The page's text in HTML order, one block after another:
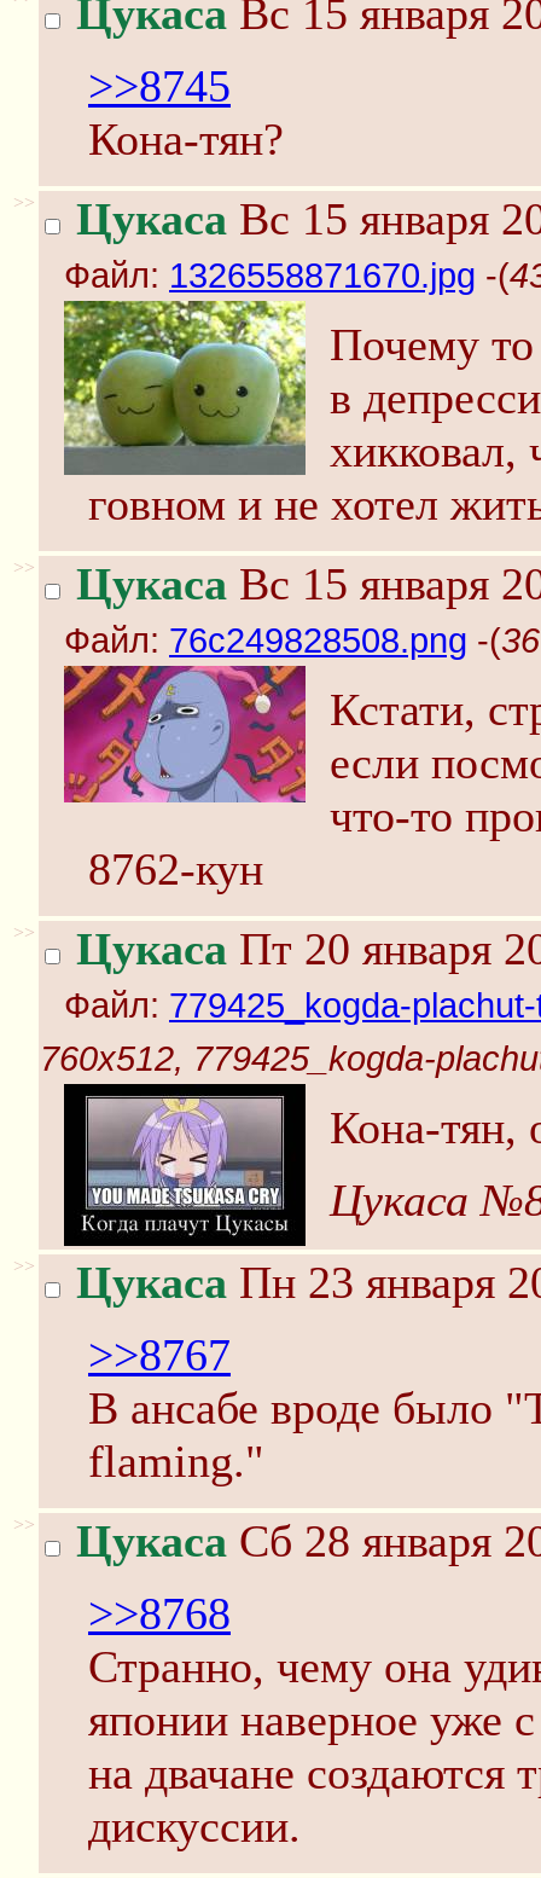
Цукаса Вс 15 января
>>8745
Кона-тян?
>> Цукаса Вс 15 января
Файл: 1326558871670.jpg -(
Почему то
в
хикковал,
говном и не хотел
>> Цукаса Вс 15 января
Файл: 76c249828508.png -(
Кстати,
если
что-то
8762-кун
>> Цукаса Пт 20 января
Файл: 779425_kogda-
760x512, 779425_kogda-
Кона-тян,
Цукаса
>> Цукаса Пн 23 января
>>8767
В ансабе вроде было
flaming."
>> Цукаса Сб 28 января
>>8768
Странно, чему она
японии наверное уже
на двачане создаются
дискуссии.